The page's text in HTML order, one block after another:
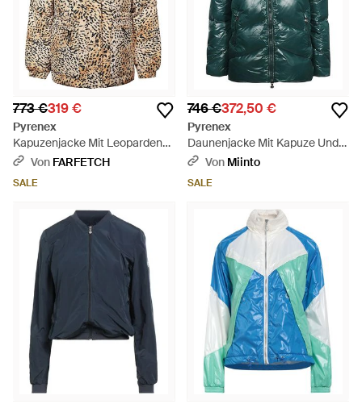
773 €319 €
Pyrenex
Kapuzenjacke Mit Leoparden-
Print - Natur
Von FARFETCH
SALE
746 €372,50 €
Pyrenex
Daunenjacke Mit Kapuze Und
Reißverschluss - Grün
Von Miinto
SALE